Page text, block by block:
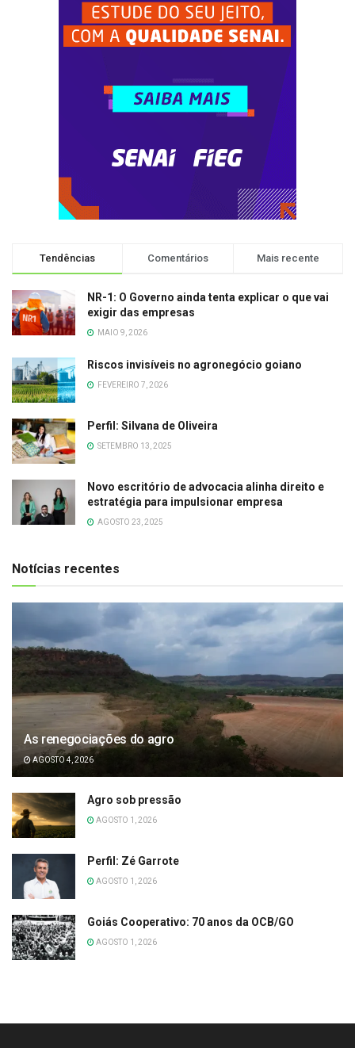
Tendências Comentários Mais recente
NR-1: O Governo ainda tenta explicar o que vai
exigir das empresas
MAIO 9, 2026
Riscos invisíveis no agronegócio goiano
FEVEREIRO 7, 2026
Perfil: Silvana de Oliveira
SETEMBRO 13, 2025
Novo escritório de advocacia alinha direito e
estratégia para impulsionar empresa
AGOSTO 23, 2025
Notícias recentes
As renegociações do agro
AGOSTO 4, 2026
Agro sob pressão
AGOSTO 1, 2026
Perfil: Zé Garrote
AGOSTO 1, 2026
Goiás Cooperativo: 70 anos da OCB/GO
AGOSTO 1, 2026